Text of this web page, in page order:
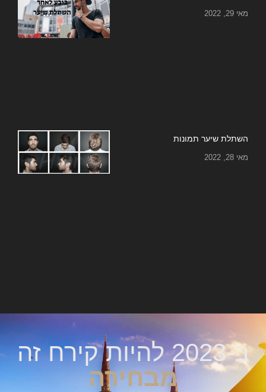
מאי 29, 2022
השתלת שיער תמונות
מאי 28, 2022
ב-2023 להיות קירח זה
מבחירה